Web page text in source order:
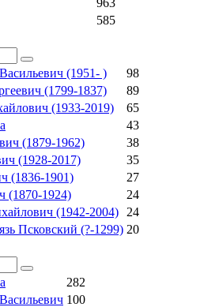
585
(1951- )
98
(1799-1837)
89
(1933-2019)
65
43
(1879-1962)
38
(1928-2017)
35
(1836-1901)
27
(1870-1924)
24
(1942-2004)
24
Псковский (?-1299) 20
282
100